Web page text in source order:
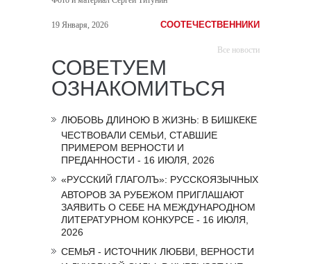
19 Января, 2026 СООТЕЧЕСТВЕННИКИ
Все новости
СОВЕТУЕМ
ОЗНАКОМИТЬСЯ
ЛЮБОВЬ ДЛИНОЮ В ЖИЗНЬ: В БИШКЕКЕ
ЧЕСТВОВАЛИ СЕМЬИ, СТАВШИЕ
ПРИМЕРОМ ВЕРНОСТИ И
ПРЕДАННОСТИ - 16 ИЮЛЯ, 2026
«РУССКИЙ ГЛАГОЛЪ»: РУССКОЯЗЫЧНЫХ
АВТОРОВ ЗА РУБЕЖОМ ПРИГЛАШАЮТ
ЗАЯВИТЬ О СЕБЕ НА МЕЖДУНАРОДНОМ
ЛИТЕРАТУРНОМ КОНКУРСЕ - 16 ИЮЛЯ,
2026
СЕМЬЯ - ИСТОЧНИК ЛЮБВИ, ВЕРНОСТИ